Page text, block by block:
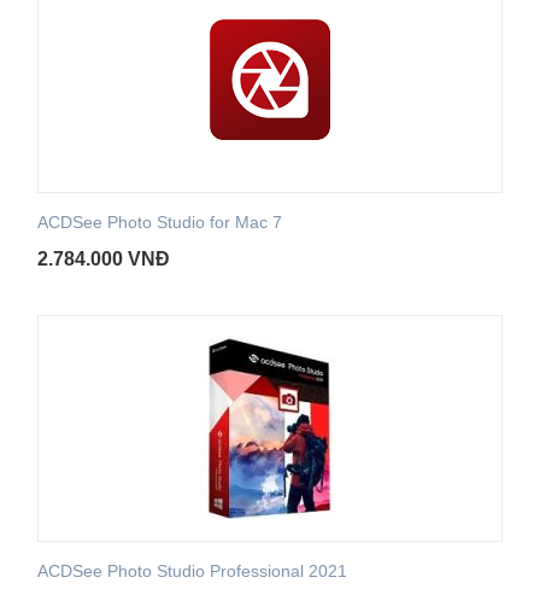
ACDSee Photo Studio for Mac 7
2.784.000 VNĐ
ACDSee Photo Studio Professional 2021